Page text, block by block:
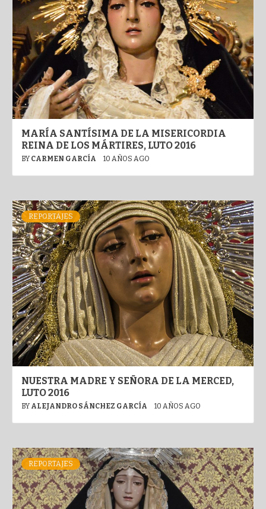
MARÍA SANTÍSIMA DE LA MISERICORDIA
REINA DE LOS MÁRTIRES, LUTO 2016
BY CARMEN GARCÍA 10 AÑOS AGO
REPORTAJES
NUESTRA MADRE Y SEÑORA DE LA MERCED,
LUTO 2016
BY ALEJANDRO SÁNCHEZ GARCÍA 10 AÑOS AGO
REPORTAJES